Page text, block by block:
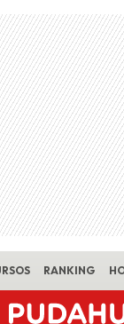
RANKING